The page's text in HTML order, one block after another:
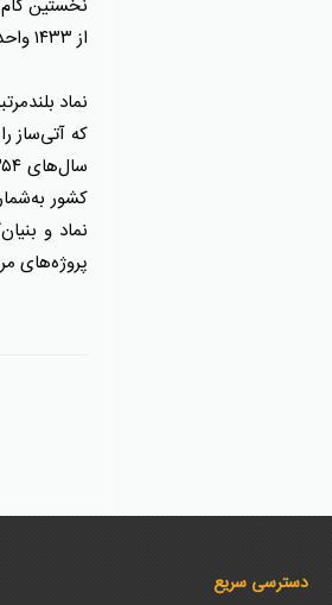
از ۱۴۳۳ واحد ویلایی، نقطه آغاز تجربه‌های موفق آتی‌ساز در حوزه ساخت شهرک‌های مدرن و مجتمع‌های اقامتی بود.
که آتی‌ساز
کشور
نماد و
پروژه‌های
دسترسی سریع